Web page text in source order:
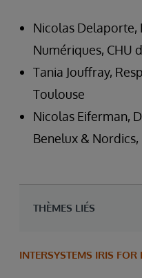
Nicolas Delaporte,
Numériques, CHU
Tania Jouffray,
Toulouse
Nicolas Eiferman,
Benelux &
THÈMES LIÉS
INTERSYSTEMS IRIS FOR